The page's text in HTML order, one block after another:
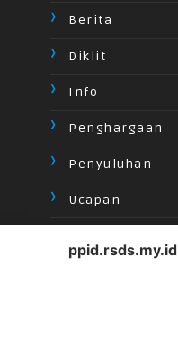
Berita
Diklit
Info
Penghargaan
Penyuluhan
Ucapan
ppid.rsds.my.id